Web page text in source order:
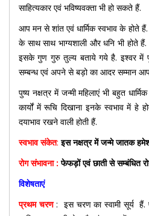
साहित्यकार एवं भविष्यवक्ता भी हो सकते हैं.
आप मन से शांत एवं धार्मिक स्वभाव के होते हैं.
के साथ साथ भाग्यशाली और धनि भी होते हैं.
इसके गुण गुरु तुल्य बताये गये है. इश्वर में
सम्बन्ध एवं अपने से बड़ो का आदर सम्मान
पुष्य नक्षत्र में जन्मी महिलाएं भी बहुत
कार्यों में रूचि दिखाना इनके स्वभाव में हे
दयाभाव रखने वाली होती हैं.
स्वभाव संकेत: इस नक्षत्र में जन्मे जातक
रोग संभावना : फेफड़ों एवं छाती से सम्बंधित
विशेषताएं
प्रथम चरण: इस चरण का स्वामी सूर्य